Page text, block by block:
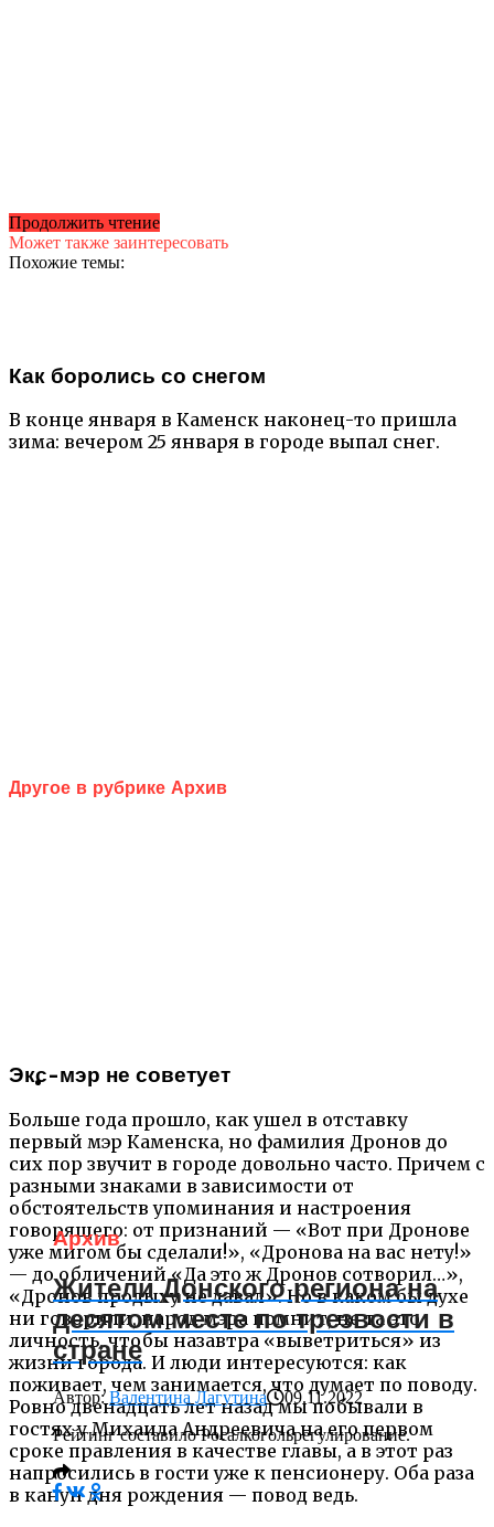
Как боролись со снегом
В конце января в Каменск наконец-то пришла
зима: вечером 25 января в городе выпал снег.
Экс-мэр не советует
Больше года прошло, как ушел в отставку
первый мэр Каменска, но фамилия Дронов до
сих пор звучит в городе довольно часто. Причем с
разными знаками в зависимости от
обстоятельств упоминания и настроения
говорящего: от признаний — «Вот при Дронове
уже мигом бы сделали!», «Дронова на вас нету!»
— до обличений «Да это ж Дронов сотворил…»,
«Дронов продыху не давал». Но в каком бы духе
ни говорили, народ мэра помнит, не та это
личность, чтобы назавтра «выветриться» из
жизни города. И люди интересуются: как
поживает, чем занимается, что думает по поводу.
Ровно двенадцать лет назад мы побывали в
гостях у Михаила Андреевича на его первом
сроке правления в качестве главы, а в этот раз
напросились в гости уже к пенсионеру. Оба раза
в канун дня рождения — повод ведь.
Продолжить чтение
Может также заинтересовать
Похожие темы:
Другое в рубрике Архив
Архив
Жители Донского региона на
десятом месте по трезвости в
стране
Автор:Валентина Лагутина
09.11.2022
Рейтинг составило Росалкогольрегулирование.